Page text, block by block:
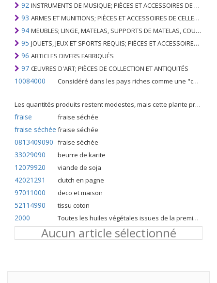
92 INSTRUMENTS DE MUSIQUE; PIÈCES ET ACCESSOIRES DE TELS ARTICLES
93 ARMES ET MUNITIONS; PIÈCES ET ACCESSOIRES DE CELLES-CI
94 MEUBLES; LINGE, MATELAS, SUPPORTS DE MATELAS, COUSSINS ET AMEUBLEMENT SIMILAIRE FARCI; LAMPES ET RACCORDS D'ÉCLAIRAGE, N.E.C .; SIGNES LUMINEUSES, PLAQUES DE NOMS LUMINEUSES ET SIMILAIRES; BÂTIMENTS PRÉFABRIQUÉS
95 JOUETS, JEUX ET SPORTS REQUIS; PIÈCES ET ACCESSOIRES DE CELLES-CI
96 ARTICLES DIVERS FABRIQUÉS
97 ŒUVRES D'ART; PIÈCES DE COLLECTION ET ANTIQUITÉS
10084000 Considéré dans les pays riches comme une "céréale mineure", le fonio blanc est une graminée de la famille des poaceae cultivée pour ses graines dans certaines régions d'Afrique.
Les quantités produits restent modestes, mais cette plante présente malgré tout de nombreuses qualités. Elle est utilisé dans l'alimentation humaine et entre dans la préparation de nombreuses recettes traditionnelles africaines comme le couscous, la bouillie, les boulettes, les beignets et même le pain.
fraise fraise séchée
fraise séchée fraise séchée
0813409090 fraise séchée
33029090 beurre de karite
12079920 viande de soja
42021291 clutch en pagne
97011000 deco et maison
52114990 tissu coton
2000 Toutes les huiles végétales issues de la première pression à froid
Aucun article sélectionné